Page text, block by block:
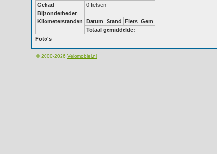
Gehad
0 fietsen
Bijzonderheden
Kilometerstanden
Datum Stand Fiets Gem
Totaal gemiddelde:
-
Foto's
© 2000-2026 Velomobiel.nl